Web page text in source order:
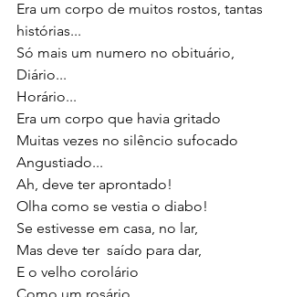
Era um corpo de muitos rostos, tantas
histórias...
Só mais um numero no obituário,
Diário...
Horário...
Era um corpo que havia gritado
Muitas vezes no silêncio sufocado
Angustiado...
Ah, deve ter aprontado!
Olha como se vestia o diabo!
Se estivesse em casa, no lar,
Mas deve ter  saído para dar,
E o velho corolário